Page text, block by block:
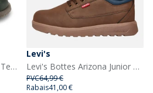
Bundgaard Bottes Tokker Tex Enfant Vert Bouteille
Levi's
Levi's Bottes Arizona Junior Marron Foncé 0018
PVC64,99 €
Rabais41,00 €